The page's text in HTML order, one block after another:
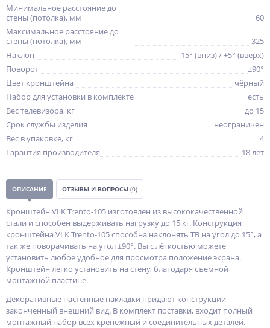
Минимальное расстояние до
стены (потолка), мм
60
Максимальное расстояние до
стены (потолка), мм
325
Наклон
-15° (вниз) / +5° (вверх)
Поворот
±90°
Цвет кронштейна
чёрный
Набор для установки в комплекте
есть
Вес телевизора, кг
до 15
Срок службы изделия
неограничен
Вес в упаковке, кг
4
Гарантия производителя
18 лет
ОПИСАНИЕ ОТЗЫВЫ И ВОПРОСЫ (0)
Кронштейн VLK Trento-105 изготовлен из высококачественной
стали и способен выдерживать нагрузку до 15 кг. Конструкция
кронштейна VLK Trento-105 способна наклонять ТВ на угол до 15°, а
так же поворачивать на угол ±90°. Вы с лёгкостью можете
установить любое удобное для просмотра положение экрана.
Кронштейн легко установить на стену, благодаря съемной
монтажной пластине.
Декоративные настенные накладки придают конструкции
законченный внешний вид. В комплект поставки, входит полный
монтажный набор всех крепежный и соединительных деталей.